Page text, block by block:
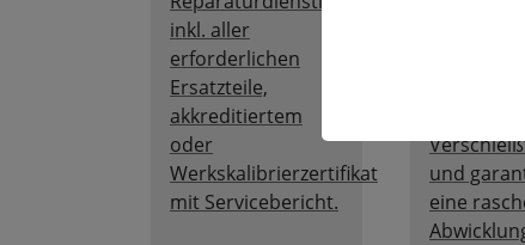
inkl. aller
erforderlichen
Ersatzteile,
akkreditiertem
oder
Werkskalibrierzertifikat
mit Servicebericht.
und
eine